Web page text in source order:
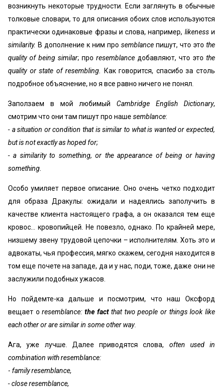
возникнуть некоторые трудности. Если заглянуть в обычные
толковые словари, то для описания обоих слов используются
практически одинаковые фразы и слова, например, likenessи
similarity. В дополнение к ним про semblance пишут, что это the
quality of being similar; про resemblance добавляют, что это the
quality or state of resembling.
Как говорится, спасибо за столь
подробное объяснение, но я все равно ничего не понял.
Заползаем в мой любимый Cambridge English Dictionary,
смотрим что они там пишут про наше semblance:
- a situation or condition that is similar to what is wanted or expected,
but is not exactly as hoped for;
- a similarity to something, or the appearance of being or having
something.
Особо умиляет первое описание. Оно очень четко подходит
для образа Дракулы: ожидали и надеялись заполучить в
качестве клиента настоящего графа, а он оказался тем еще
кровос… кровопийцей. Не повезло, однако. По крайней мере,
низшему звену трудовой цепочки – исполнителям. Хоть это и
адвокаты, чья профессия, мягко скажем, сегодня находится в
том еще почете на западе, да и у нас, поди, тоже, даже они не
заслужили подобных ужасов.
Но пойдемте-ка дальше и посмотрим, что наш Оксфорд
вещает оresemblance: the factthat two people or things look like
each other or are similar in some other way.
Ага, уже лучше. Далее приводятся слова, often used in
combination with resemblance:
- family resemblance,
- close resemblance,